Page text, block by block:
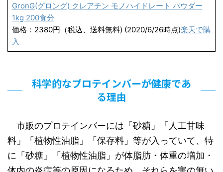
GronG(グロング) クレアチン モノハイドレート パウダー
1kg 200食分
価格：2380円（税込、送料無料) (2020/6/26時点)楽天で購
入
科学的なプロテインバーが健康であ
る理由
市販のプロテインバーには「砂糖」「人工甘味
料」「植物性油脂」「保存料」等が入っていて、特
に「砂糖」「植物性油脂」が体脂肪・体重の増加・